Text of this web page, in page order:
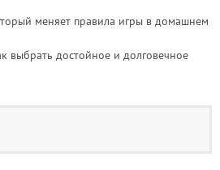
меняет правила игры в домашнем
выбрать достойное и долговечное